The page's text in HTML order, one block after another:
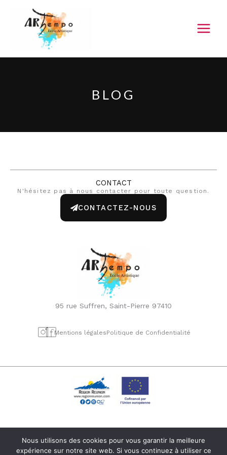
BLOG
95 rue Suffren, Saint-Pierre 97410
Mentions légalesPolitique de Confidentialité
CONTACT
N'hésitez pas à nous contacter pour toute question.
CONTACTEZ-NOUS
FEDER-FSE+ Réunion dont l’Autorité de gestion est la Région Réunion.
Nous utilisons des cookies pour vous garantir la meilleure
expérience sur notre site web. Si vous continuez à utiliser ce